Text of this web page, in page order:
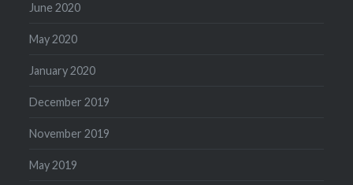
June 2020
May 2020
January 2020
December 2019
November 2019
May 2019